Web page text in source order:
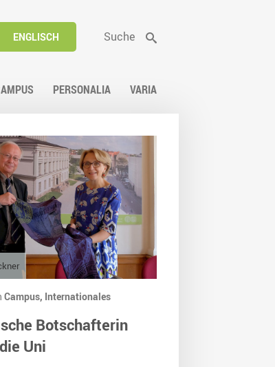
ENGLISCH Suche
PERSONALIA VARIA
Campus, Internationales
Botschafterin
Uni